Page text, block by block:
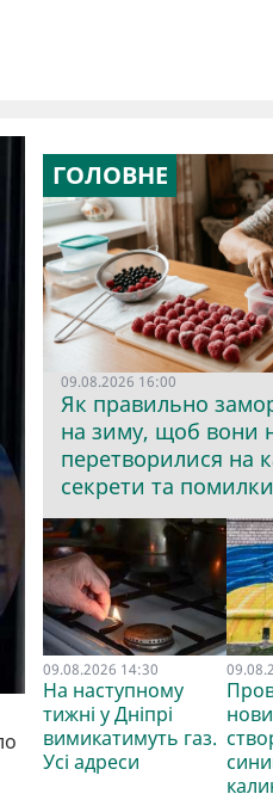
ГОЛОВНЕ
09.08.2026 16:00
Як правильно
на зиму, щоб вони
перетворилися на
секрети та помилки
09.08.2026 14:30
На наступному
тижні у Дніпрі
вимикатимуть газ.
Усі адреси